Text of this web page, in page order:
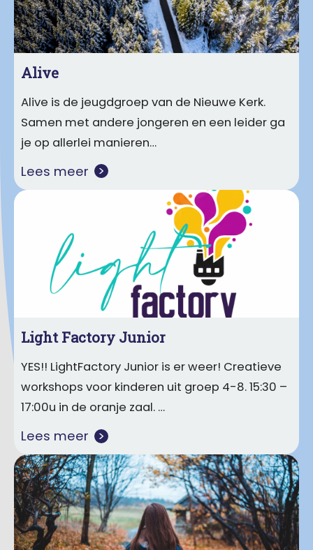
Alive
Alive is de jeugdgroep van de Nieuwe Kerk.
Samen met andere jongeren en een leider ga
je op allerlei manieren…
Lees meer
Light Factory Junior
YES!! LightFactory Junior is er weer! Creatieve
workshops voor kinderen uit groep 4-8. 15:30 –
17:00u in de oranje zaal. …
Lees meer